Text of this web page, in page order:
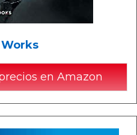
en Amazon